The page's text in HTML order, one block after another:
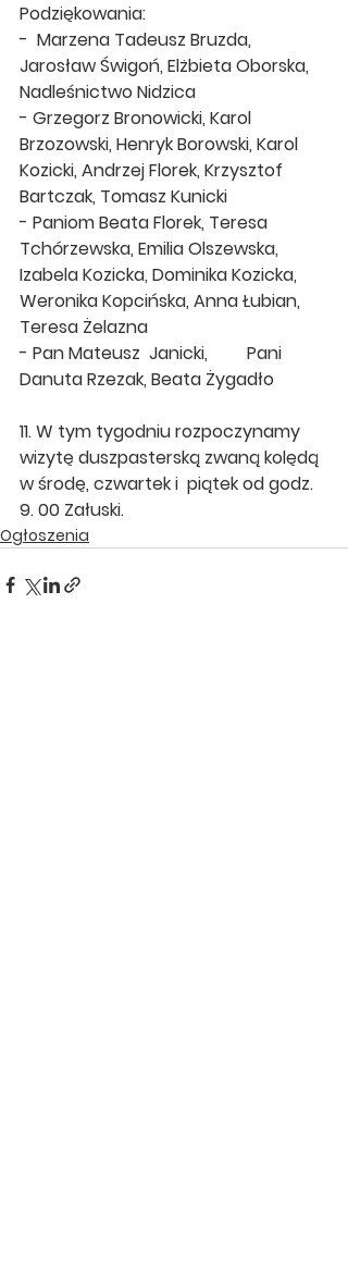
Podziękowania:
-  Marzena Tadeusz Bruzda,
Jarosław Świgoń, Elżbieta Oborska,
Nadleśnictwo Nidzica
- Grzegorz Bronowicki, Karol
Brzozowski, Henryk Borowski, Karol
Kozicki, Andrzej Florek, Krzysztof
Bartczak, Tomasz Kunicki
- Paniom Beata Florek, Teresa
Tchórzewska, Emilia Olszewska,
Izabela Kozicka, Dominika Kozicka,
Weronika Kopcińska, Anna Łubian,
Teresa Żelazna
- Pan Mateusz  Janicki,         Pani
Danuta Rzezak, Beata Żygadło
11. W tym tygodniu rozpoczynamy
wizytę duszpasterską zwaną kolędą
w środę, czwartek i  piątek od godz.
9. 00 Załuski.
Ogłoszenia